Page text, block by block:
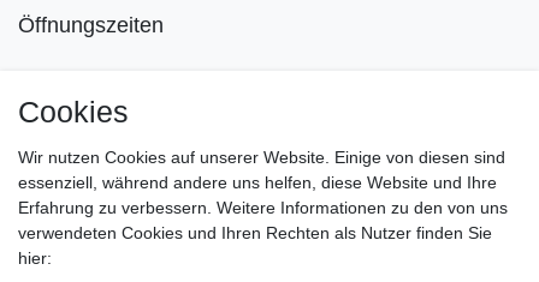
Öffnungszeiten
Di-Fr von 10.00 - 18.30 Uhr
Sa von 11.00 - 16.00 Uhr
Besuchen Sie unsere Verkaufsräume, dort beraten wir Sie
gerne.
Cookies
Wir nutzen Cookies auf unserer Website. Einige von diesen sind
essenziell, während andere uns helfen, diese Website und Ihre
Erfahrung zu verbessern. Weitere Informationen zu den von uns
verwendeten Cookies und Ihren Rechten als Nutzer finden Sie
hier: